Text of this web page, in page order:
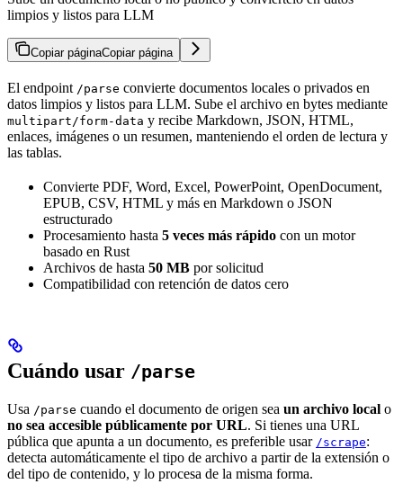
limpios y listos para LLM
Copiar páginaCopiar página
El endpoint /parse convierte documentos locales o privados en
datos limpios y listos para LLM. Sube el archivo en bytes mediante
multipart/form-data y recibe Markdown, JSON, HTML,
enlaces, imágenes o un resumen, manteniendo el orden de lectura y
las tablas.
Convierte PDF, Word, Excel, PowerPoint, OpenDocument,
EPUB, CSV, HTML y más en Markdown o JSON
estructurado
Procesamiento hasta 5 veces más rápido con un motor
basado en Rust
Archivos de hasta 50 MB por solicitud
Compatibilidad con retención de datos cero
Cuándo usar /parse
Usa /parse cuando el documento de origen sea un archivo local o
no sea accesible públicamente por URL. Si tienes una URL
pública que apunta a un documento, es preferible usar /scrape:
detecta automáticamente el tipo de archivo a partir de la extensión o
del tipo de contenido, y lo procesa de la misma forma.